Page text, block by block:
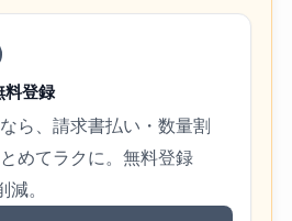
料登録
ら、請求書払い・数量割
めてラクに。無料登録
減。